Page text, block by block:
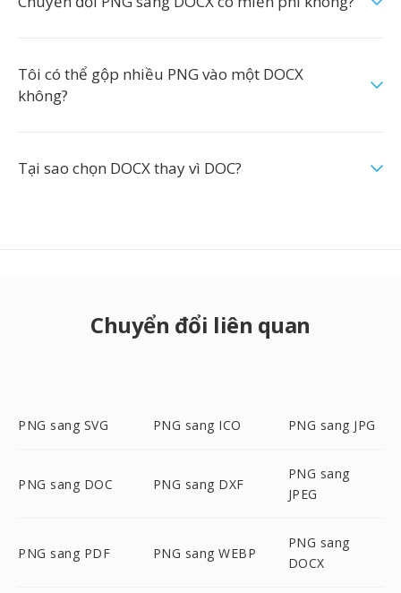
Tôi có thể gộp nhiều PNG vào một DOCX
không?
Tại sao chọn DOCX thay vì DOC?
Chuyển đổi liên quan
PNG sang SVG PNG sang ICO PNG sang JPG
PNG sang DOC PNG sang DXF
PNG sang
JPEG
PNG sang PDF PNG sang WEBP
PNG sang
DOCX